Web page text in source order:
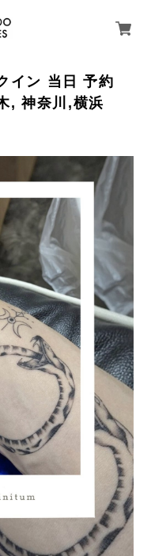
イン 当日 予約
, 神奈川,横浜